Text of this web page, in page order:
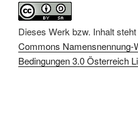
Dieses Werk bzw. Inhalt
Commons Namensnennung-
Bedingungen 3.0 Österreich